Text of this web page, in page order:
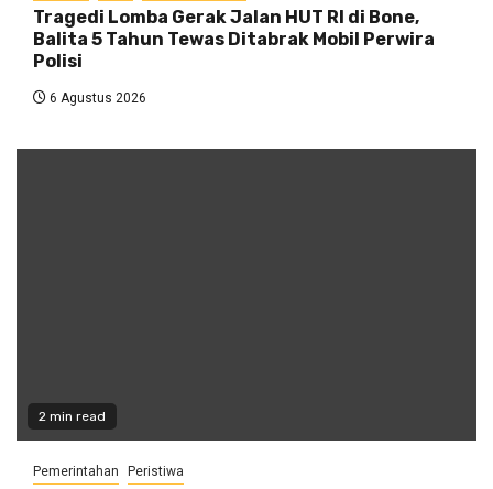
Tragedi Lomba Gerak Jalan HUT RI di Bone,
Balita 5 Tahun Tewas Ditabrak Mobil Perwira
Polisi
6 Agustus 2026
2 min read
Pemerintahan Peristiwa